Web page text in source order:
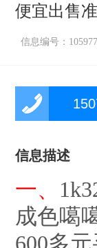
便宜出售
信息编号：
信息描述
一、
成色噶